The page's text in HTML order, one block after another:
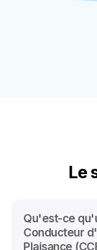
Le
Qu'est-ce
Conducteur
Plaisance